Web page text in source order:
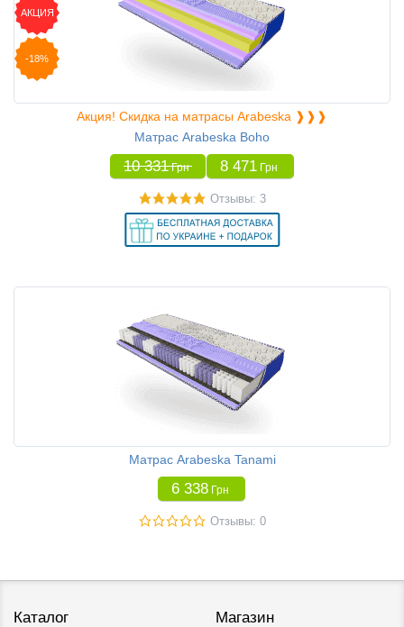
АКЦИЯ
-18%
Акция! Скидка на матрасы Arabeska ❱❱❱
Матрас Arabeska Boho
10 331 Грн 8 471 Грн
Отзывы: 3
Матрас Arabeska Tanami
6 338 Грн
Отзывы: 0
Каталог Магазин